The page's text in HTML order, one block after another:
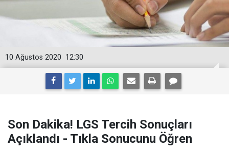
12:30
10 Ağustos 2020
Son Dakika! LGS Tercih Sonuçları
Açıklandı - Tıkla Sonucunu Öğren